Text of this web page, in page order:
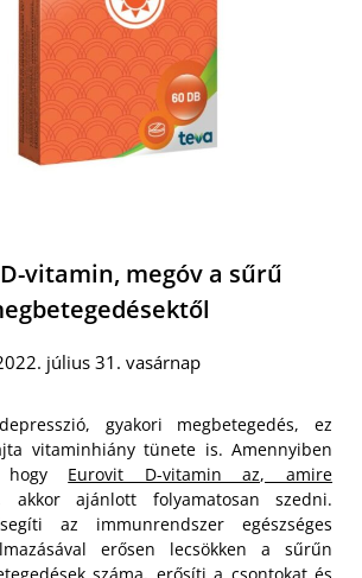
vitamin, megóv a sűrű
július 31. vasárnap
gyakori megbetegedés, ez
vitaminhiány tünete is. Amennyiben
hogy Eurovit D-vitamin az, amire
akkor ajánlott folyamatosan szedni.
az immunrendszer egészséges
erősen lecsökken a sűrűn